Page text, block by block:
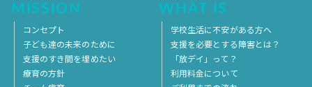
MISSION
コンセプト
子ども達の未来のために
支援のすき間を埋めたい
療育の方針
WHAT IS
学校生活に不安がある方へ
支援を必要とする障害とは？
「放デイ」って？
利用料金について